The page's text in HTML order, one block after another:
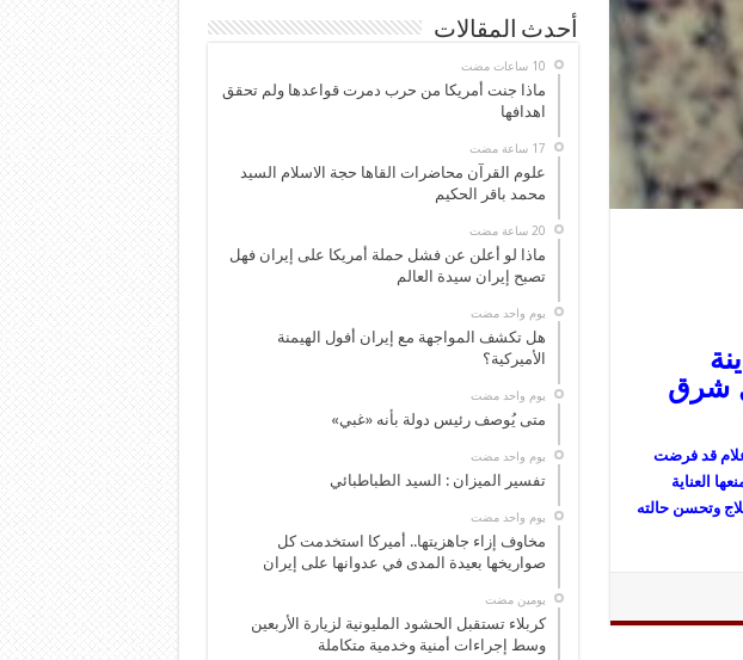
شرق
قد فرضت
العناية
وتحسن حالته
أحدث المقالات
ماذا جنت أمريكا من حرب دمرت قواعدها ولم تحقق
اهدافها
علوم القرآن محاضرات القاها حجة الاسلام السيد
محمد باقر الحكيم
ماذا لو أعلن عن فشل حملة أمريكا على إيران فهل
تصبح إيران سيدة العالم
‏يوم واحد مضت
هل تكشف المواجهة مع إيران أفول الهيمنة
الأميركية؟
‏يوم واحد مضت
متى يُوصف رئيس دولة بأنه «غبي»
‏يوم واحد مضت
تفسير الميزان : السيد الطباطبائي
‏يوم واحد مضت
مخاوف إزاء جاهزيتها.. أميركا استخدمت كل
صواريخها بعيدة المدى في عدوانها على إيران
‏يومين مضت
كربلاء تستقبل الحشود المليونية لزيارة الأربعين
وسط إجراءات أمنية وخدمية متكاملة